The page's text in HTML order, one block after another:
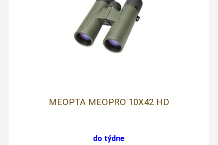
MEOPTA MEOPRO 10X42 HD
do týdne